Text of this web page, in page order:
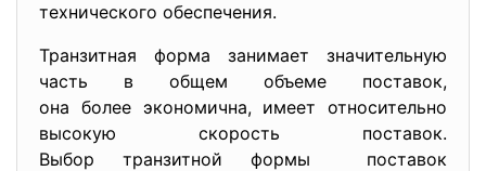
технического обеспечения.
Транзитная форма занимает значительную
часть в общем объеме поставок,
она более экономична, имеет относительно
высокую скорость поставок.
Выбор транзитной формы поставок